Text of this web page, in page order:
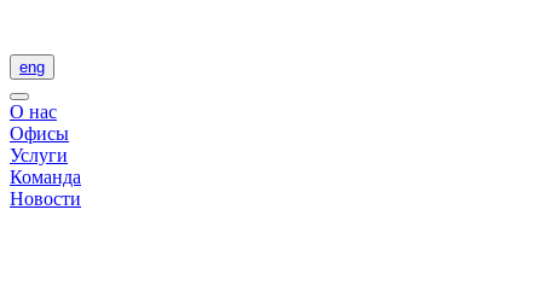
eng
О нас
Офисы
Услуги
Команда
Новости